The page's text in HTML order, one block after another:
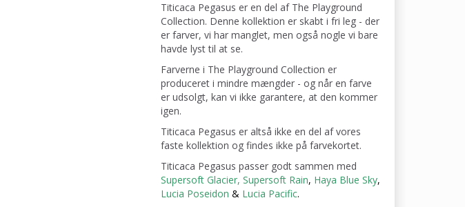
Titicaca Pegasus er en del af The Playground
Collection. Denne kollektion er skabt i fri leg - der
er farver, vi har manglet, men også nogle vi bare
havde lyst til at se.
Farverne i The Playground Collection er
produceret i mindre mængder - og når en farve
er udsolgt, kan vi ikke garantere, at den kommer
igen.
Titicaca Pegasus er altså ikke en del af vores
faste kollektion og findes ikke på farvekortet.
Titicaca Pegasus passer godt sammen med
Supersoft Glacier, Supersoft Rain, Haya Blue Sky,
Lucia Poseidon & Lucia Pacific.